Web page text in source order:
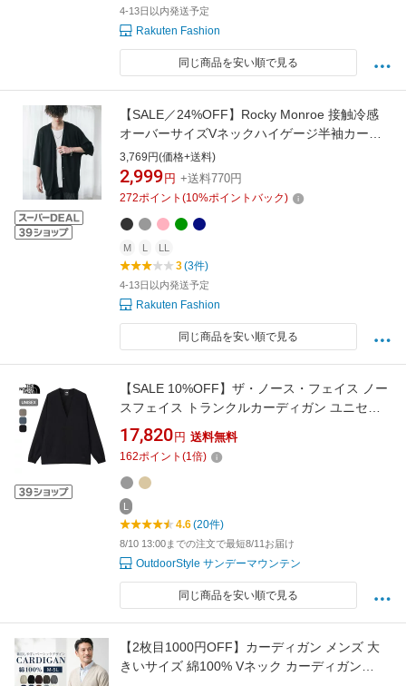
4-13日以内発送予定
Rakuten Fashion
同じ商品を安い順で見る
【SALE／24%OFF】Rocky Monroe 接触冷感
オーバーサイズVネックハイゲージ半袖カーデ
ィガン ロッキーモンロー トップス カーディガ
ン グリーン ネイビー ホワイト ベージュ ピンク
ブラック ブルー グレー
3,769円(価格+送料)
2,999 円 +送料770円
272ポイント (10%ポイントバック)
M L LL
3(3件)
4-13日以内発送予定
Rakuten Fashion
同じ商品を安い順で見る
【SALE 10%OFF】ザ・ノース・フェイス ノー
スフェイス トランクルカーディガン ユニセッ
クス THE NORTH FACE Tranquil Cardigan メ
ンズ レディース NT12662 アウター トップス
スナップボタン 紫外線対策 UVカット 速乾 シ
ンプル 冷房対策 おしゃれ キャンプ アウトドア
17,820 円 送料無料
162ポイント (1倍)
L
4.6(20件)
8/10 13:00までの注文で最短8/11お届け
OutdoorStyle サンデーマウンテン
同じ商品を安い順で見る
【2枚目1000円OFF】カーディガン メンズ 大
きいサイズ 綿100% Vネック カーディガン